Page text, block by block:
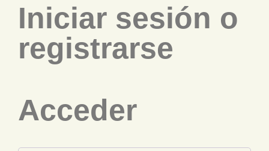
Iniciar sesión o
registrarse
Acceder